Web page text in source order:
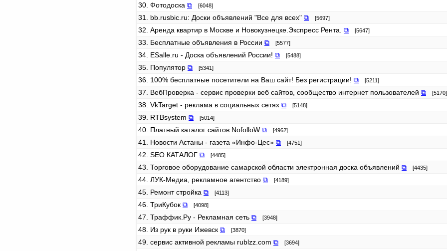
30. Фотодоска ⧉ [6048]
31. bb.rusbic.ru: Доски объявлений "Все для всех" ⧉ [5697]
32. Аренда квартир в Москве и Новокузнецке.Экспресс Рента. ⧉ [5647]
33. Бесплатные объявления в России ⧉ [5577]
34. ESalle.ru - Доска объявлений России! ⧉ [5488]
35. Популятор ⧉ [5341]
36. 100% бесплатные посетители на Ваш сайт! Без регистрации! ⧉ [5211]
37. ВебПроверка - сервис проверки веб сайтов, сообщество интернет пользователей ⧉ [5170]
38. VkTarget - реклама в социальных сетях ⧉ [5148]
39. RTBsystem ⧉ [5014]
40. Платный каталог сайтов NofolloW ⧉ [4962]
41. Новости Астаны - газета «Инфо-Цес» ⧉ [4751]
42. SEO КАТАЛОГ ⧉ [4485]
43. Торговое оборудование самарской области электронная доска объявлений ⧉ [4435]
44. ЛУК-Медиа, рекламное агентство ⧉ [4189]
45. Ремонт стройка ⧉ [4113]
46. ТриКубок ⧉ [4098]
47. Траффик.Ру - Рекламная сеть ⧉ [3948]
48. Из рук в руки Ижевск ⧉ [3870]
49. сервис активной рекламы rublzz.com ⧉ [3694]